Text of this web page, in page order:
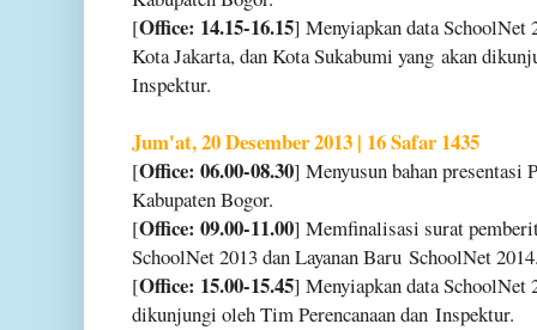
[Office: 14.15-16.15] Menyiapkan data
Kota Jakarta, dan Kota Sukabumi yang akan
Inspektur.
Jum'at, 20 Desember 2013 | 16 Safar 1435
[Office: 06.00-08.30] Menyusun bahan
Kabupaten Bogor.
[Office: 09.00-11.00] Memfinalisasi surat
SchoolNet 2013 dan Layanan Baru SchoolNet
[Office: 15.00-15.45] Menyiapkan data
dikunjungi oleh Tim Perencanaan dan Inspektur.